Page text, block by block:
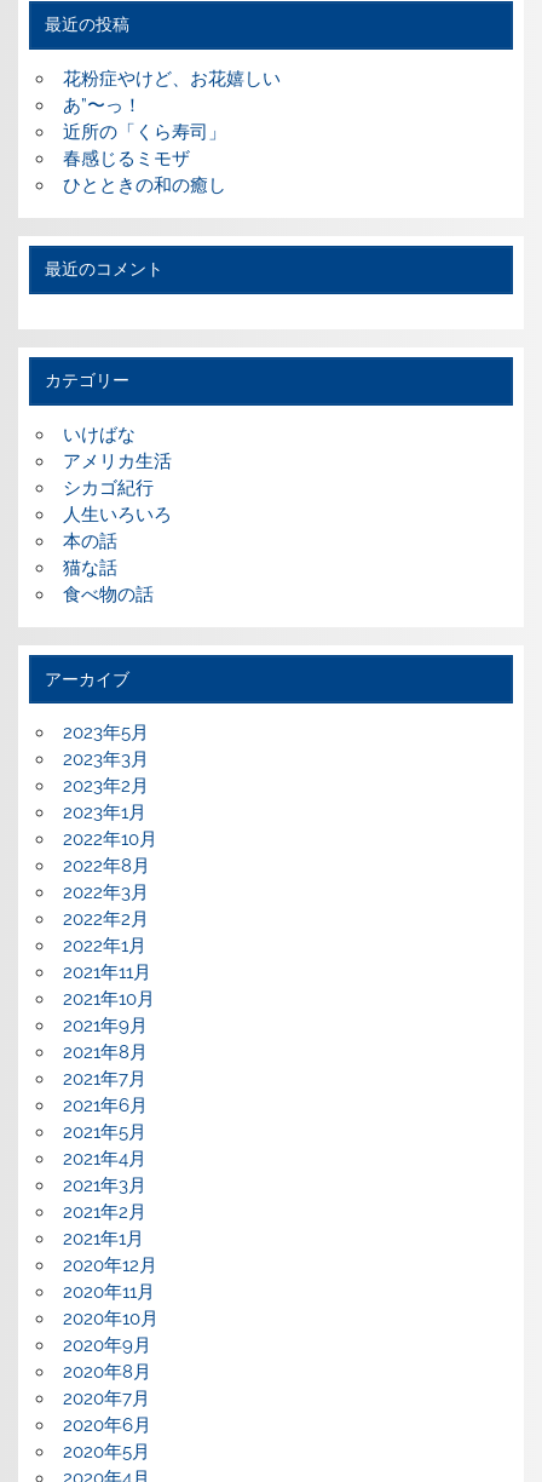
最近の投稿
花粉症やけど、お花嬉しい
あ”〜っ！
近所の「くら寿司」
春感じるミモザ
ひとときの和の癒し
最近のコメント
カテゴリー
いけばな
アメリカ生活
シカゴ紀行
人生いろいろ
本の話
猫な話
食べ物の話
アーカイブ
2023年5月
2023年3月
2023年2月
2023年1月
2022年10月
2022年8月
2022年3月
2022年2月
2022年1月
2021年11月
2021年10月
2021年9月
2021年8月
2021年7月
2021年6月
2021年5月
2021年4月
2021年3月
2021年2月
2021年1月
2020年12月
2020年11月
2020年10月
2020年9月
2020年8月
2020年7月
2020年6月
2020年5月